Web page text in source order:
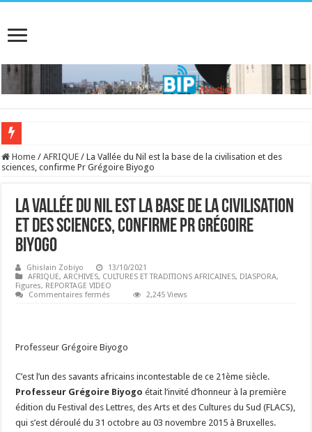
Home / AFRIQUE / La Vallée du Nil est la base de la civilisation et des
sciences, confirme Pr Grégoire Biyogo
La Vallée du Nil est la base de la civilisation
et des sciences, confirme Pr Grégoire
Biyogo
Ghislain Zobiyo
13/10/2021
AFRIQUE,ARCHIVES, CULTURES ET TRADITIONS AFRICAINES, DIASPORA,
Figures, REPORTAGE VIDEO
Commentaires fermés
la
la
et
des
sciences,
confirme
2,245 Views
Professeur Grégoire Biyogo
C’est l’un des savants africains incontestable de ce 21ème siècle.
Professeur Grégoire Biyogo était l’invité d’honneur à la première
édition du Festival des Lettres, des Arts et des Cultures du Sud (FLACS),
qui s’est déroulé du 31 octobre au 03 novembre 2015 à Bruxelles.